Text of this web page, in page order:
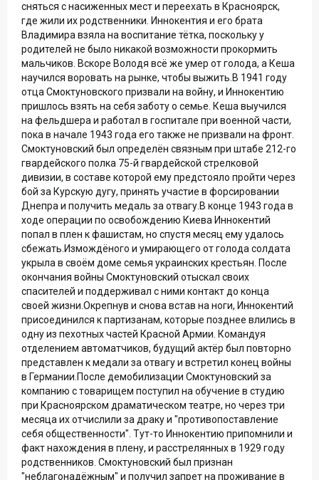
сняться с насиженных мест и переехать в Красноярск,
где жили их родственники. Иннокентия и его брата
Владимира взяла на воспитание тётка, поскольку у
родителей не было никакой возможности прокормить
мальчиков. Вскоре Володя всё же умер от голода, а Кеша
научился воровать на рынке, чтобы выжить.В 1941 году
отца Смоктуновского призвали на войну, и Иннокентию
пришлось взять на себя заботу о семье. Кеша выучился
на фельдшера и работал в госпитале при военной части,
пока в начале 1943 года его также не призвали на фронт.
Смоктуновский был определён связным при штабе 212-го
гвардейского полка 75-й гвардейской стрелковой
дивизии, в составе которой ему предстояло пройти через
бой за Курскую дугу, принять участие в форсировании
Днепра и получить медаль за отвагу.В конце 1943 года в
ходе операции по освобождению Киева Иннокентий
попал в плен к фашистам, но спустя месяц ему удалось
сбежать.Измождёного и умирающего от голода солдата
укрыла в своём доме семья украинских крестьян. После
окончания войны Смоктуновский отыскал своих
спасителей и поддерживал с ними контакт до конца
своей жизни.Окрепнув и снова встав на ноги, Иннокентий
присоединился к партизанам, которые позднее влились в
одну из пехотных частей Красной Армии. Командуя
отделением автоматчиков, будущий актёр был повторно
представлен к медали за отвагу и встретил конец войны
в Германии.После демобилизации Смоктуновский за
компанию с товарищем поступил на обучение в студию
при Красноярском драматическом театре, но через три
месяца их отчислили за драку и "противопоставление
себя общественности". Тут-то Иннокентию припомнили и
факт нахождения в плену, и расстрелянных в 1929 году
родственников. Смоктуновский был признан
"неблагонадёжным" и получил запрет на проживание в